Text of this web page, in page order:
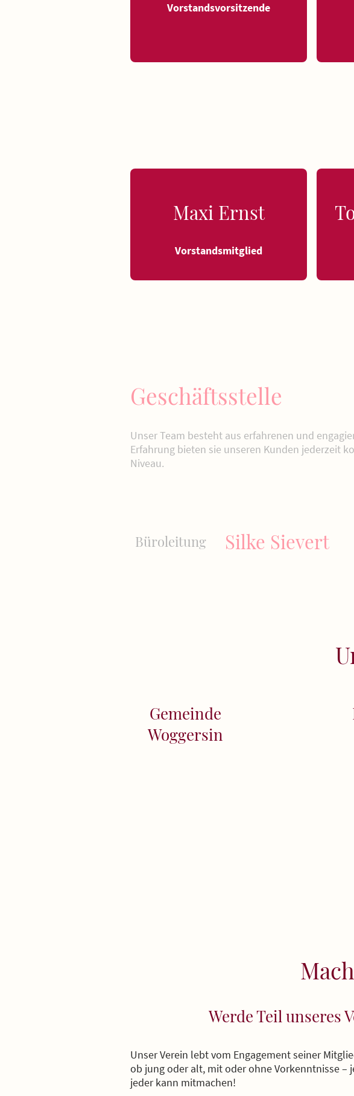
Vorstandsvorsitzende
Maxi Ernst
Vorstandsmitglied
Geschäftsstelle
Unser Team besteht aus erfahrenen und
Erfahrung bieten sie unseren Kunden jederzeit
Niveau.
Büroleitung Silke Sievert
Gemeinde
Woggersin
Werde Teil unseres
Unser Verein lebt vom Engagement seiner
ob jung oder alt, mit oder ohne Vorkenntnisse –
jeder kann mitmachen!